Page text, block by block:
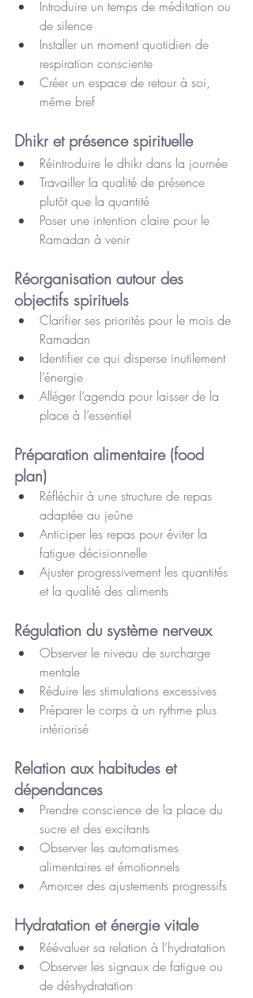
Introduire un temps de méditation ou
de silence
Installer un moment quotidien de
respiration consciente
Créer un espace de retour à soi,
même bref
Dhikr et présence spirituelle
Réintroduire le dhikr dans la journée
Travailler la qualité de présence
plutôt que la quantité
Poser une intention claire pour le
Ramadan à venir
Réorganisation autour des
objectifs spirituels
Clarifier ses priorités pour le mois de
Ramadan
Identifier ce qui disperse inutilement
l’énergie
Alléger l’agenda pour laisser de la
place à l’essentiel
Préparation alimentaire (food
plan)
Réfléchir à une structure de repas
adaptée au jeûne
Anticiper les repas pour éviter la
fatigue décisionnelle
Ajuster progressivement les quantités
et la qualité des aliments
Régulation du système nerveux
Observer le niveau de surcharge
mentale
Réduire les stimulations excessives
Préparer le corps à un rythme plus
intériorisé
Relation aux habitudes et
dépendances
Prendre conscience de la place du
sucre et des excitants
Observer les automatismes
alimentaires et émotionnels
Amorcer des ajustements progressifs
Hydratation et énergie vitale
Réévaluer sa relation à l’hydratation
Observer les signaux de fatigue ou
de déshydratation